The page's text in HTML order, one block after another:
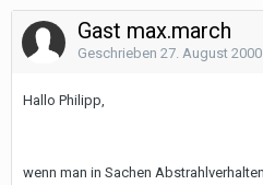
Gast max.march
Geschrieben 27. August 2000
Hallo Philipp,
wenn man in Sachen